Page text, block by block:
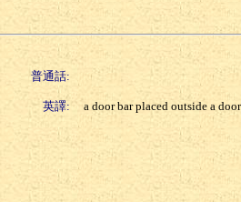
普通話:
英譯: a door bar placed outside a door